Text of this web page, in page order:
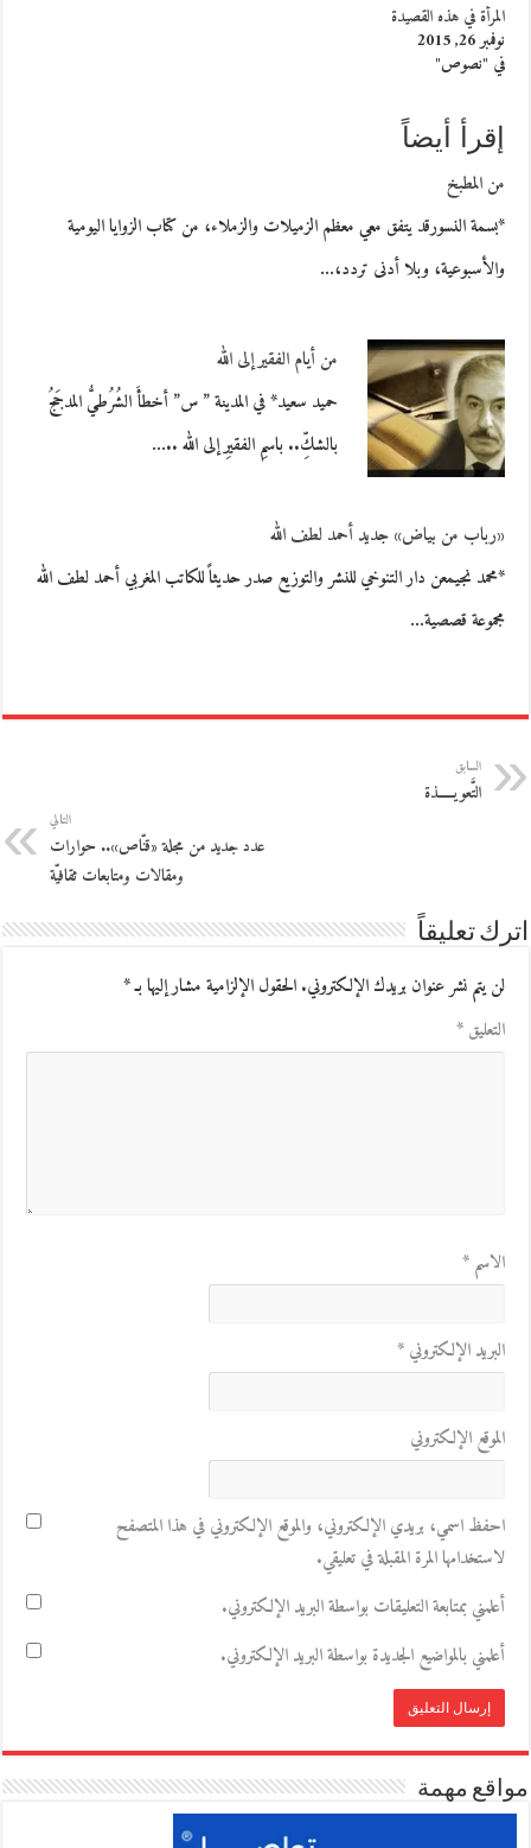
المرأة في هذه القصيدة
نوفمبر 26, 2015
في "نصوص"
إقرأ أيضاً
من المطبخ
*بسمة النسورقد يتفق معي معظم الزميلات والزملاء، من كتاب الزوايا اليومية
والأسبوعية، وبلا أدنى تردد،…
من أيام الفقير إلى الله
حميد سعيد* في المدينة ” س” أخطأَ الشُرُطيُّ المدجَجُ
بالشكِّ.. باسمِ الفقيرِ إلى الله ..…
«رباب من بياض» جديد أحمد لطف الله
*محمد نجيمعن دار التنوخي للنشر والتوزيع صدر حديثاً للكاتب المغربي أحمد لطف الله
مجموعة قصصية…
السابق
التَّعويـــــذة
التالي
عدد جديد من مجلة «قنّاص».. حوارات
ومقالات ومتابعات ثقافيّة
اترك تعليقاً
لن يتم نشر عنوان بريدك الإلكتروني.الحقول الإلزامية مشار إليها بـ*
التعليق*
الاسم*
البريد الإلكتروني*
الموقع الإلكتروني
احفظ اسمي، بريدي الإلكتروني، والموقع الإلكتروني في هذا المتصفح
لاستخدامها المرة المقبلة في تعليقي.
أعلمني بمتابعة التعليقات بواسطة البريد الإلكتروني.
أعلمني بالمواضيع الجديدة بواسطة البريد الإلكتروني.
مواقع مهمة